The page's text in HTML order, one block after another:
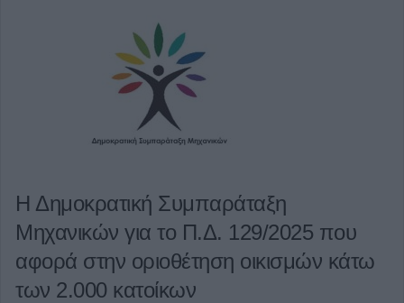
Η Δημοκρατική Συμπαράταξη
Μηχανικών για το Π.Δ. 129/2025 που
αφορά στην οριοθέτηση οικισμών κάτω
των 2.000 κατοίκων